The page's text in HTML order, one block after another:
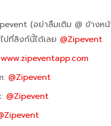
(อย่าลืมเติม @ ข้างห
ปที่ลิงก์นี้ได้เลย @Zipevent
www.zipeventapp.com
@Zipevent
@Zipevent